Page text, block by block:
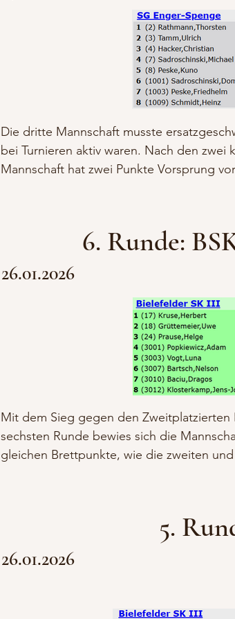
Die dritte Mannschaft musste
bei Turnieren aktiv waren. Nach den
Mannschaft hat zwei Punkte Vorsprung
6. Runde:
26.01.2026
Mit dem Sieg gegen den Zweitplatzierten
sechsten Runde bewies sich die
gleichen Brettpunkte, wie die zweiten
5.
26.01.2026